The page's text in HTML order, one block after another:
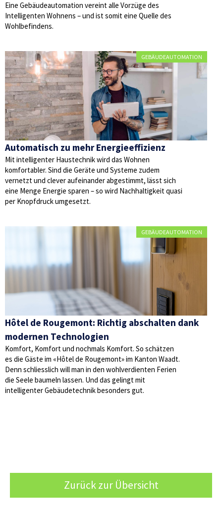
Eine Gebäudeautomation vereint alle Vorzüge des
Intelligenten Wohnens – und ist somit eine Quelle des
Wohlbefindens.
GEBÄUDEAUTOMATION
Automatisch zu mehr Energieeffizienz
Mit intelligenter Haustechnik wird das Wohnen
komfortabler. Sind die Geräte und Systeme zudem
vernetzt und clever aufeinander abgestimmt, lässt sich
eine Menge Energie sparen – so wird Nachhaltigkeit quasi
per Knopfdruck umgesetzt.
GEBÄUDEAUTOMATION
Hôtel de Rougemont: Richtig abschalten dank
modernen Technologien
Komfort, Komfort und nochmals Komfort. So schätzen
es die Gäste im «Hôtel de Rougemont» im Kanton Waadt.
Denn schliesslich will man in den wohlverdienten Ferien
die Seele baumeln lassen. Und das gelingt mit
intelligenter Gebäudetechnik besonders gut.
Zurück zur Übersicht